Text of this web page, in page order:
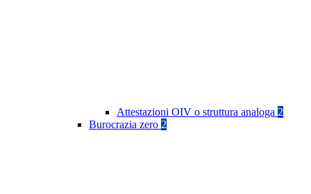
Attestazioni OIV o struttura analoga 2
Burocrazia zero 2